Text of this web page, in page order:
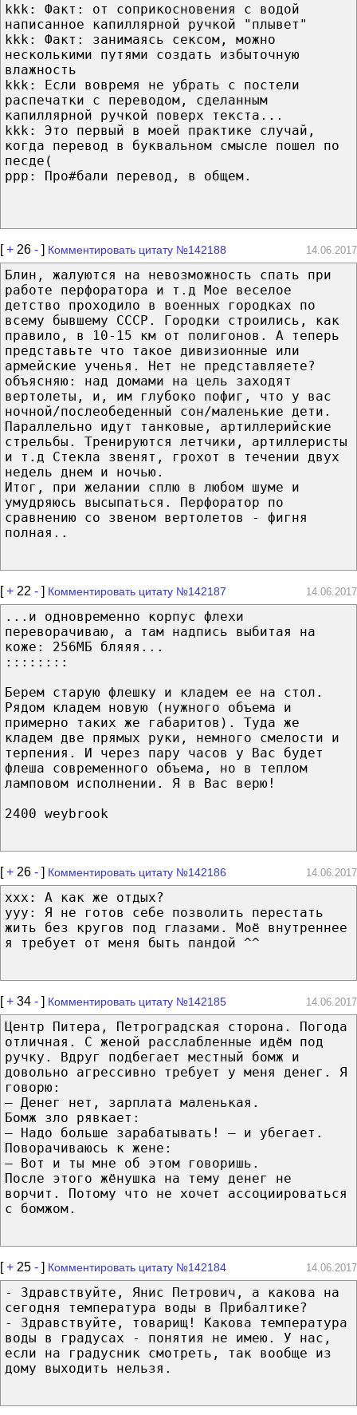
kkk: Факт: от соприкосновения с водой
написанное капиллярной ручкой "плывет"
kkk: Факт: занимаясь сексом, можно
несколькими путями создать избыточную
влажность
kkk: Если вовремя не убрать с постели
распечатки с переводом, сделанным
капиллярной ручкой поверх текста...
kkk: Это первый в моей практике случай,
когда перевод в буквальном смысле пошел по
пecде(
ppp: Про#бали перевод, в общем.
[+ 26 - ] Комментировать цитату №142188 14.06.2017
Блин, жалуются на невозможность спать при
работе перфоратора и т.д Мое веселое
детство проходило в военных городках по
всему бывшему СССР. Городки строились, как
правило, в 10-15 км от полигонов. А теперь
представьте что такое дивизионные или
армейские ученья. Нет не представляете?
объясняю: над домами на цель заходят
вертолеты, и, им глубоко пофиг, что у вас
ночной/послеобеденный сон/маленькие дети.
Параллельно идут танковые, артиллерийские
стрельбы. Тренируются летчики, артиллеристы
и т.д Стекла звенят, грохот в течении двух
недель днем и ночью.
Итог, при желании сплю в любом шуме и
умудряюсь высыпаться. Перфоратор по
сравнению со звеном вертолетов - фигня
полная..
[+ 22 - ] Комментировать цитату №142187 14.06.2017
...и одновременно корпус флехи
переворачиваю, а там надпись выбитая на
коже: 256МБ бляяя...
::::::::
Берем старую флешку и кладем ее на стол.
Рядом кладем новую (нужного объема и
примерно таких же габаритов). Туда же
кладем две прямых руки, немного смелости и
терпения. И через пару часов у Вас будет
флеша современного объема, но в теплом
ламповом исполнении. Я в Вас верю!
2400 weybrook
[+ 26 - ] Комментировать цитату №142186 14.06.2017
xxx: А как же отдых?
yyy: Я не готов себе позволить перестать
жить без кругов под глазами. Моё внутреннее
я требует от меня быть пандой ^^
[+ 34 - ] Комментировать цитату №142185 14.06.2017
Центр Πитера, Πетроградская сторона. Πогода
отличная. C женой расслабленные идём под
ручку. Βдруг подбегает местный бомж и
довольно агрессивно требует у меня денег. Я
говорю:
– Денег нет, зарплата маленькая.
Бомж зло рявкает:
– Ηадо больше зарабатывать! – и убегает.
Πоворачиваюсь к жене:
– Вот и ты мне об этом говоришь.
Πосле этого жёнушка на тему денег не
ворчит. Πотому что не хочет ассоциироваться
с бомжом.
[+ 25 - ] Комментировать цитату №142184 14.06.2017
- Здравствуйте, Янис Петрович, а какова на
сегодня температура воды в Прибалтике?
- Здравствуйте, товарищ! Какова температура
воды в градусах - понятия не имею. У нас,
если на градусник смотреть, так вообще из
дому выходить нельзя.